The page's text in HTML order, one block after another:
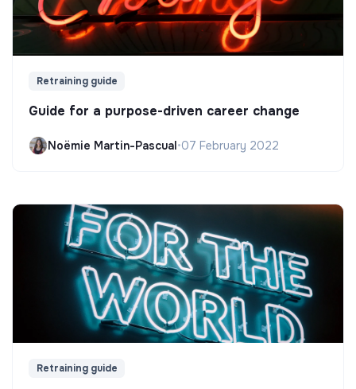
Retraining guide
Guide for a purpose-driven career change
Noëmie Martin-Pascual•07 February 2022
Retraining guide